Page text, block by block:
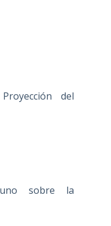
del
sobre la